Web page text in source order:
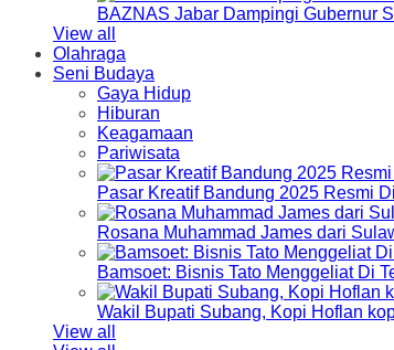
BAZNAS Jabar Dampingi Gubernur
View all
Olahraga
Seni Budaya
Gaya Hidup
Hiburan
Keagamaan
Pariwisata
Pasar Kreatif Bandung 2025 Resmi
Rosana Muhammad James dari
Bamsoet: Bisnis Tato Menggeliat Di
Wakil Bupati Subang, Kopi Hoflan
View all